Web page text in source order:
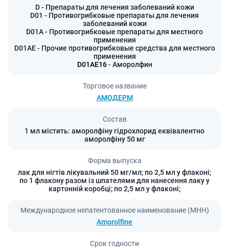
D- Препараты для лечения заболеваний кожи
D01 - Противогрибковые препараты для лечения
заболеваний кожи
D01A- Противогрибковые препараты для местного
применения
D01AE- Прочие противогрибковые средства для местного
применения
D01AE16- Аморолфин
Торговое название
АМОДЕРМ
Состав
1 мл містить: аморолфіну гідрохлорид еквівалентно
аморолфіну 50 мг
Форма выпуска
лак для нігтів лікувальний 50 мг/мл; по 2,5 мл у флаконі;
по 1 флакону разом із шпателями для нанесення лаку у
картонній коробці; по 2,5 мл у флаконі;
Международное непатентованное наименование (МНН)
Amorolfine
Срок годности